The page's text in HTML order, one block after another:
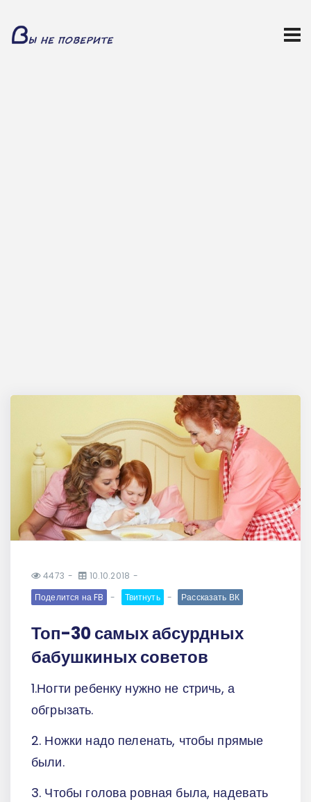
4473
10.10.2018
Поделится на FB
Твитнуть Рассказать ВК
Топ-30 самых абсурдных
бабушкиных советов
1.Ногти ребенку нужно не стричь, а
обгрызать.
2. Ножки надо пеленать, чтобы прямые
были.
3. Чтобы голова ровная была, надевать